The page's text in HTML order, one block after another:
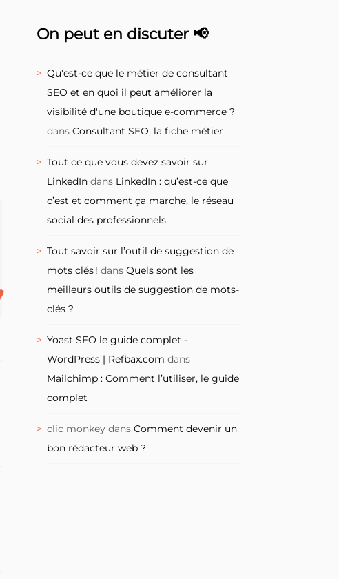
On peut en discuter 📢
Qu'est-ce que le métier de consultant
SEO et en quoi il peut améliorer la
visibilité d'une boutique e-commerce ?
dansConsultant SEO, la fiche métier
Tout ce que vous devez savoir sur
LinkedIn dans LinkedIn : qu’est-ce que
c’est et comment ça marche, le réseau
social des professionnels
Tout savoir sur l’outil de suggestion de
mots clés ! dansQuels sont les
meilleurs outils de suggestion de mots-
clés ?
Yoast SEO le guide complet -
WordPress | Refbax.com dans
Mailchimp : Comment l’utiliser, le guide
complet
clic monkey dansComment devenir un
bon rédacteur web ?